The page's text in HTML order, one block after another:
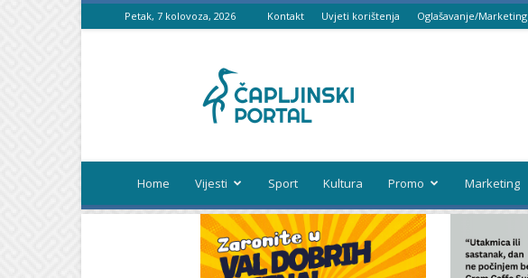
Petak, 7 kolovoza, 2026 Kontakt Uvjeti korištenja Oglašavanje/Marketing
portal
Home Vijesti Sport Kultura Promo Marketing